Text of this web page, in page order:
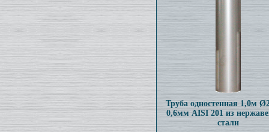
Труба одностенная 1,0м
0,6мм AISI 201 из
стали